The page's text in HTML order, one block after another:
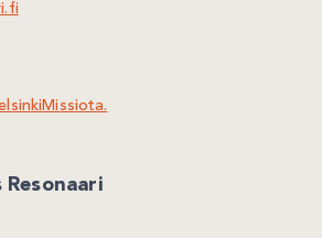
Resonaari